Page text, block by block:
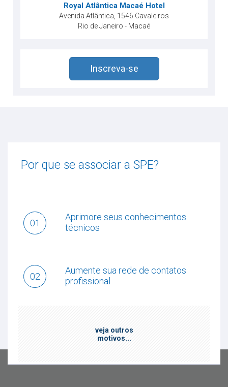
Royal Atlântica Macaé Hotel
Avenida Atlântica, 1546 Cavaleiros
Rio de Janeiro - Macaé
Inscreva-se
Por que se associar a SPE?
01
Aprimore seus conhecimentos
técnicos
02
Aumente sua rede de contatos
profissional
veja outros
motivos...